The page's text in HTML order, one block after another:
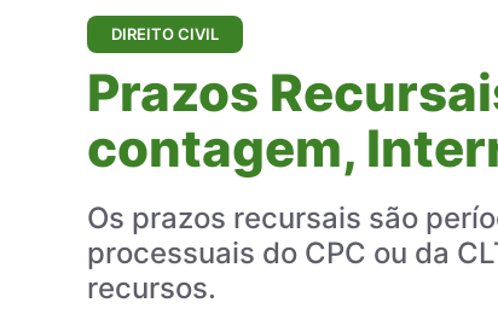
DIREITO CIVIL
Prazos
contagem,
Os prazos recursais são
processuais do CPC ou da
recursos.